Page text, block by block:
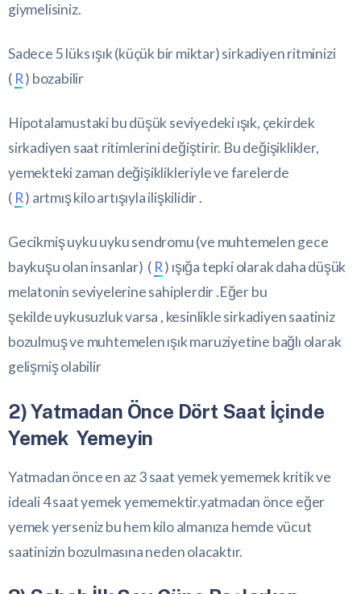
giymelisiniz.
Sadece 5 lüks ışık (küçük bir miktar) sirkadiyen ritminizi
( R) bozabilir
Hipotalamustaki bu düşük seviyedeki ışık, çekirdek
sirkadiyen saat ritimlerini değiştirir. Bu değişiklikler,
yemekteki zaman değişiklikleriyle ve farelerde
( R) artmış kilo artışıyla ilişkilidir .
Gecikmiş uyku uyku sendromu (ve muhtemelen gece
baykuşu olan insanlar) ( R) ışığa tepki olarak daha düşük
melatonin seviyelerine sahiplerdir .Eğer bu
şekilde uykusuzluk varsa , kesinlikle sirkadiyen saatiniz
bozulmuş ve muhtemelen ışık maruziyetine bağlı olarak
gelişmiş olabilir
2) Yatmadan Önce Dört Saat İçinde
Yemek Yemeyin
Yatmadan önce en az 3 saat yemek yememek kritik ve
ideali 4 saat yemek yememektir.yatmadan önce eğer
yemek yerseniz bu hem kilo almanıza hemde vücut
saatinizin bozulmasına neden olacaktır.